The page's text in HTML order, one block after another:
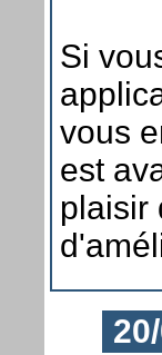
Si
vous
est
plaisir